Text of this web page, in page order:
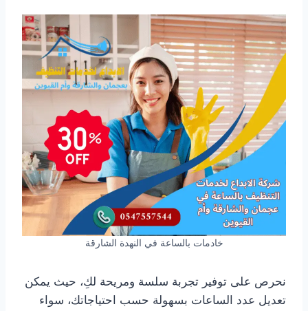
خادمات بالساعة في النهدة الشارقة
نحرص على توفير تجربة سلسة ومريحة لكِ، حيث يمكن
تعديل عدد الساعات بسهولة حسب احتياجاتك، سواء